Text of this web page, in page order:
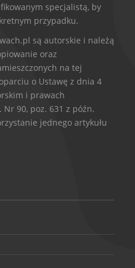
specjalistą, by
przypadku.
są autorskie i należą
oraz
na tej
o Ustawę z dnia 4
i prawach
Nr 90, poz. 631 z późn.
jednego artykułu